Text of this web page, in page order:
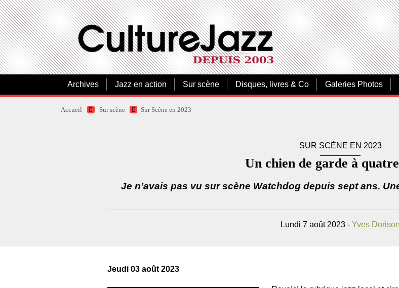
Archives Jazz en action Sur scène Disques, livres & Co Galeries Photos
Accueil Sur scène Sur Scène en 2023
SUR SCÈNE EN 2023
Un chien de garde à
Je n’avais pas vu sur scène Watchdog depuis sept ans.
Lundi 7 août 2023 - Yves Dorison
Jeudi 03 août 2023